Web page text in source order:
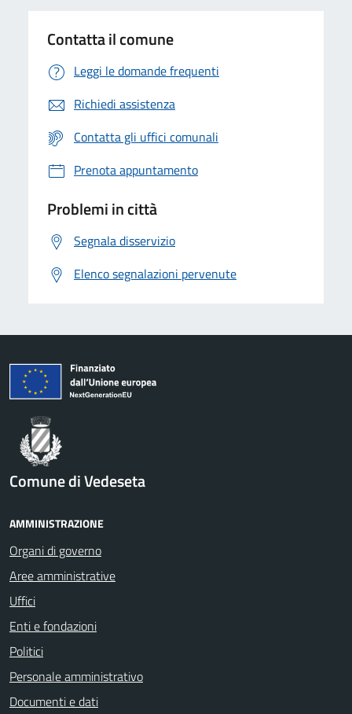
Contatta il comune
Leggi le domande frequenti
Richiedi assistenza
Contatta gli uffici comunali
Prenota appuntamento
Problemi in città
Segnala disservizio
Elenco segnalazioni pervenute
Comune di Vedeseta
AMMINISTRAZIONE
Organi di governo
Aree amministrative
Uffici
Enti e fondazioni
Politici
Personale amministrativo
Documenti e dati